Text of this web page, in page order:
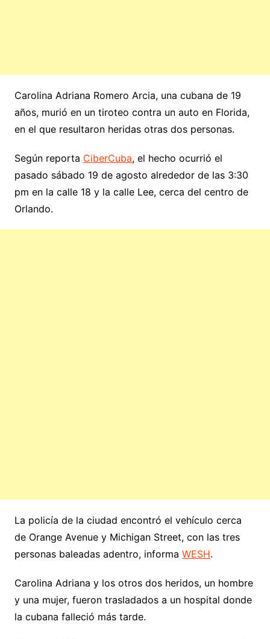
Carolina Adriana Romero Arcia, una cubana de 19
años, murió en un tiroteo contra un auto en Florida,
en el que resultaron heridas otras dos personas.
Según reporta CiberCuba, el hecho ocurrió el
pasado sábado 19 de agosto alrededor de las 3:30
pm en la calle 18 y la calle Lee, cerca del centro de
Orlando.
La policía de la ciudad encontró el vehículo cerca
de Orange Avenue y Michigan Street, con las tres
personas baleadas adentro, informa WESH.
Carolina Adriana y los otros dos heridos, un hombre
y una mujer, fueron trasladados a un hospital donde
la cubana falleció más tarde.